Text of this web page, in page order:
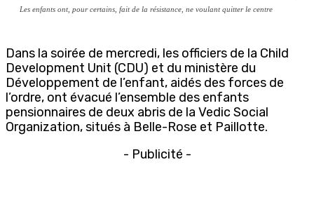
Les enfants ont, pour certains, fait de la résistance, ne voulant quitter le centre
Dans la soirée de mercredi, les officiers de la Child
Development Unit (CDU) et du ministère du
Développement de l’enfant, aidés des forces de
l’ordre, ont évacué l’ensemble des enfants
pensionnaires de deux abris de la Vedic Social
Organization, situés à Belle-Rose et Paillotte.
- Publicité -